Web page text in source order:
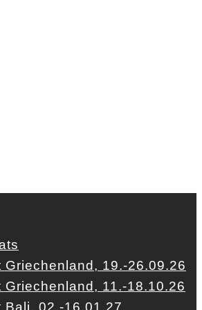
Griechenland, 19.-26.09.26
Griechenland, 11.-18.10.26